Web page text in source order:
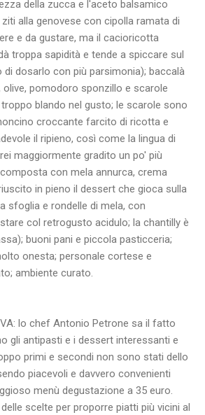
della zucca e l'aceto balsamico
alla genovese con cipolla ramata di
e da gustare, ma il cacioricotta
troppa sapidità e tende a spiccare sul
dosarlo con più parsimonia); baccalà
olive, pomodoro sponzillo e scarole
blando nel gusto; le scarole sono
croccante farcito di ricotta e
il ripieno, così come la lingua di
maggiormente gradito un po' più
con mela annurca, crema
in pieno il dessert che gioca sulla
sfoglia e rondelle di mela, con
col retrogusto acidulo; la chantilly è
buoni pani e piccola pasticceria;
onesta; personale cortese e
ambiente curato.
lo chef Antonio Petrone sa il fatto
gli antipasti e i dessert interessanti e
primi e secondi non sono stati dello
piacevoli e davvero convenienti
menù degustazione a 35 euro.
scelte per proporre piatti più vicini al